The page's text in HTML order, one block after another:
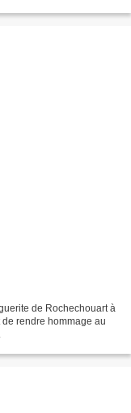
de Rochechouart à
rendre hommage au